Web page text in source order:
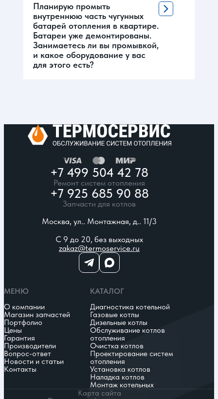
Планирую промыть
внутреннюю часть чугунных
батарей отопления в квартире.
Батареи уже демонтированы.
Занимаетесь ли вы промывкой,
и какое оборудование у вас
для этого есть?
+7 499 504 42 78
Ремонт систем отопления
+7 925 685 90 88
Запчасти для котлов
Москва, ул.. Монтажная, д.. 11/3
С 9 до 20, без выходных
zakaz@termoservice.ru
МЕНЮ
О компании
Магазин запчастей
Портфолио
Цены
Гарантия
Производители
Вопрос-ответ
Новости и статьи
Контакты
КАТАЛОГ
Диагностика котельной
Газовые котлы
Дизельные котлы
Обслуживание котлов
отопления
Очистка котлов
Проектирование систем
отопления
Установка котлов
Наладка котлов
Монтаж котельных
Карта сайта